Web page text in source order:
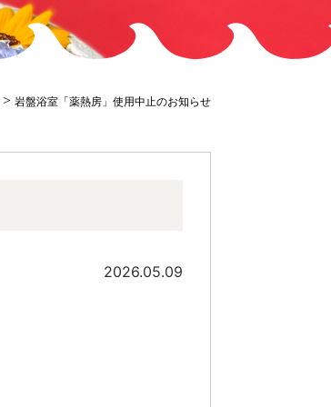
> 岩盤浴室「薬熱房」使用中止のお知らせ
2026.05.09